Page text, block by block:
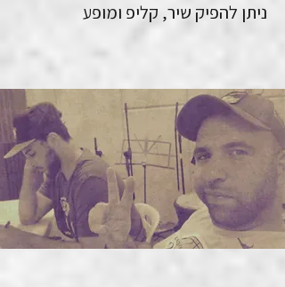
ניתן להפיק שיר, קליפ ומופע